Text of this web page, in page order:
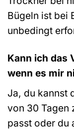
Bügeln ist bei
unbedingt
Kann ich das
wenn es mir
Ja, du kannst
von 30 Tagen
passt oder du